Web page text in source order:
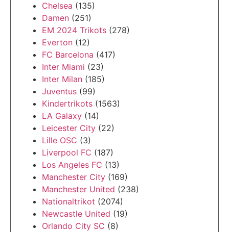
Chelsea (135)
Damen (251)
EM 2024 Trikots (278)
Everton (12)
FC Barcelona (417)
Inter Miami (23)
Inter Milan (185)
Juventus (99)
Kindertrikots (1563)
LA Galaxy (14)
Leicester City (22)
Lille OSC (3)
Liverpool FC (187)
Los Angeles FC (13)
Manchester City (169)
Manchester United (238)
Nationaltrikot (2074)
Newcastle United (19)
Orlando City SC (8)